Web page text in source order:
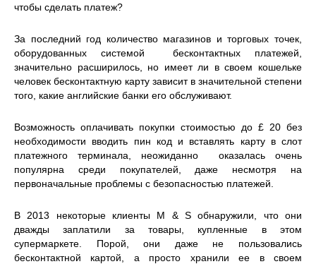
чтобы сделать платеж?
За последний год количество магазинов и торговых точек,
оборудованных системой бесконтактных платежей,
значительно расширилось, но имеет ли в своем кошельке
человек бесконтактную карту зависит ​​в значительной степени
того, какие английские банки его обслуживают.
Возможность оплачивать покупки стоимостью до £ 20 без
необходимости вводить пин код и вставлять карту в слот
платежного терминала, неожиданно оказалась очень
популярна среди покупателей, даже несмотря на
первоначальные проблемы с безопасностью платежей.
В 2013 некоторые клиенты M & S обнаружили, что они
дважды заплатили за товары, купленные в этом
супермаркете. Порой, они даже не пользовались
бесконтактной картой, а просто хранили ее в своем